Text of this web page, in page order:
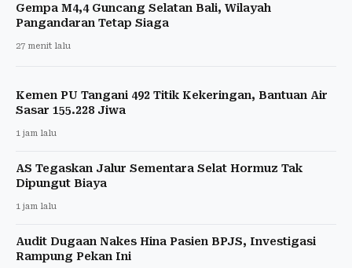
Gempa M4,4 Guncang Selatan Bali, Wilayah
Pangandaran Tetap Siaga
27 menit lalu
Kemen PU Tangani 492 Titik Kekeringan, Bantuan Air
Sasar 155.228 Jiwa
1 jam lalu
AS Tegaskan Jalur Sementara Selat Hormuz Tak
Dipungut Biaya
1 jam lalu
Audit Dugaan Nakes Hina Pasien BPJS, Investigasi
Rampung Pekan Ini